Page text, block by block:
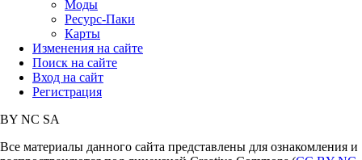
Моды
Ресурс-Паки
Карты
Изменения на сайте
Поиск на сайте
Вход на сайт
Регистрация
BY NC SA
Все материалы данного сайта представлены для ознакомления и